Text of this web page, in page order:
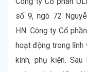
số 9, ngõ 72
HN. Công ty Cổ
hoạt động trong lĩnh
kính, phụ kiện.